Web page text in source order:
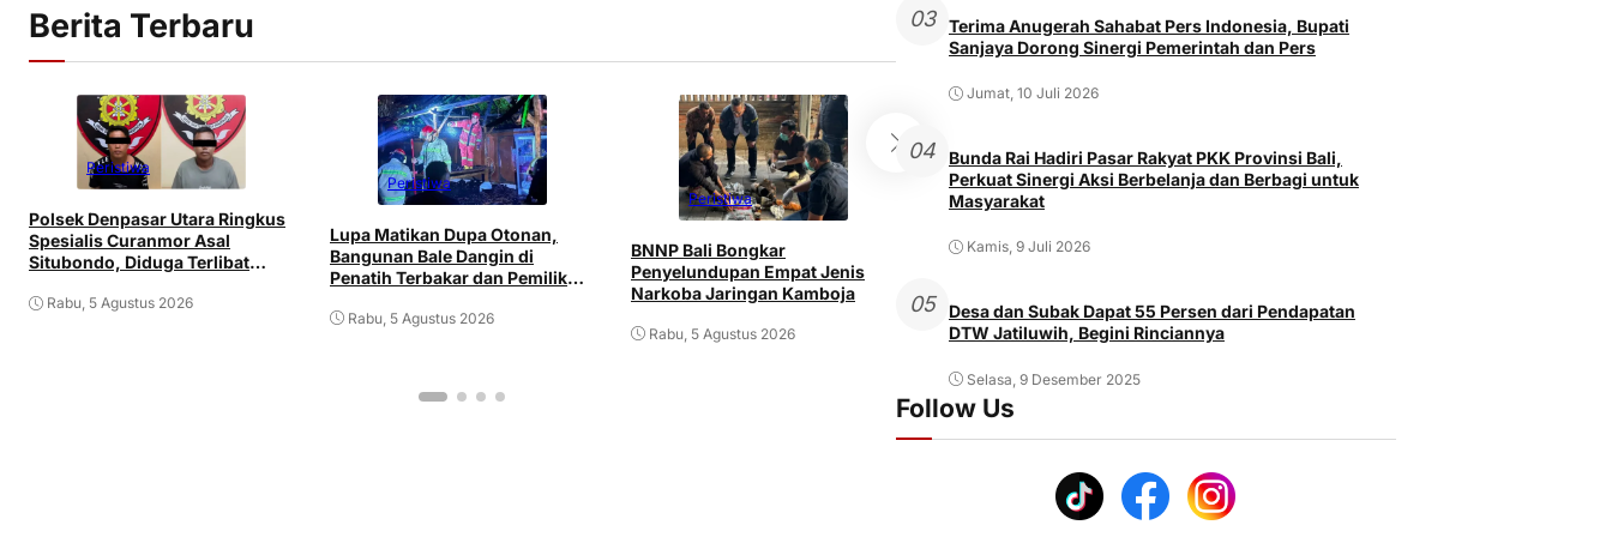
Berita Terbaru
Peristiwa
Polsek Denpasar Utara Ringkus
Spesialis Curanmor Asal
Situbondo, Diduga Terlibat
Rabu, 5 Agustus 2026
Peristiwa
Lupa Matikan Dupa Otonan,
Bangunan Bale Dangin di
Penatih Terbakar dan Pemilik
Rabu, 5 Agustus 2026
Peristiwa
BNNP Bali Bongkar
Penyelundupan Empat Jenis
Narkoba Jaringan Kamboja
Rabu, 5 Agustus 2026
Peristiwa
Pria ODGJ di Denpasar Serang
Senjata Tajam
Rabu, 5 Agustus 2026
Peristiwa
03
Terima Anugerah Sahabat Pers Indonesia, Bupati
Sanjaya Dorong Sinergi Pemerintah dan Pers
Jumat, 10 Juli 2026
04
Bunda Rai Hadiri Pasar Rakyat PKK Provinsi Bali,
Perkuat Sinergi Aksi Berbelanja dan Berbagi untuk
Masyarakat
Kamis, 9 Juli 2026
05
Desa dan Subak Dapat 55 Persen dari Pendapatan
DTW Jatiluwih, Begini Rinciannya
Selasa, 9 Desember 2025
Follow Us